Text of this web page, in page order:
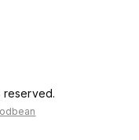
reserved.